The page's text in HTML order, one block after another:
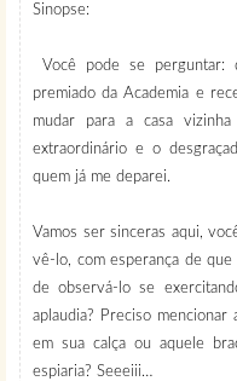
Sinopse:
Você pode se
premiado da Academia e
mudar para a casa
extraordinário e o
quem já me deparei.
Vamos ser sinceras aqui,
vê-lo, com esperança de
de observá-lo se
aplaudia? Preciso mencionar
em sua calça ou aquele
espiaria? Seeeiii…